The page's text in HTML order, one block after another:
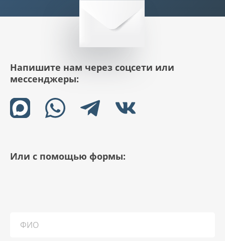
Напишите нам через соцсети или
мессенджеры:
Или с помощью формы: